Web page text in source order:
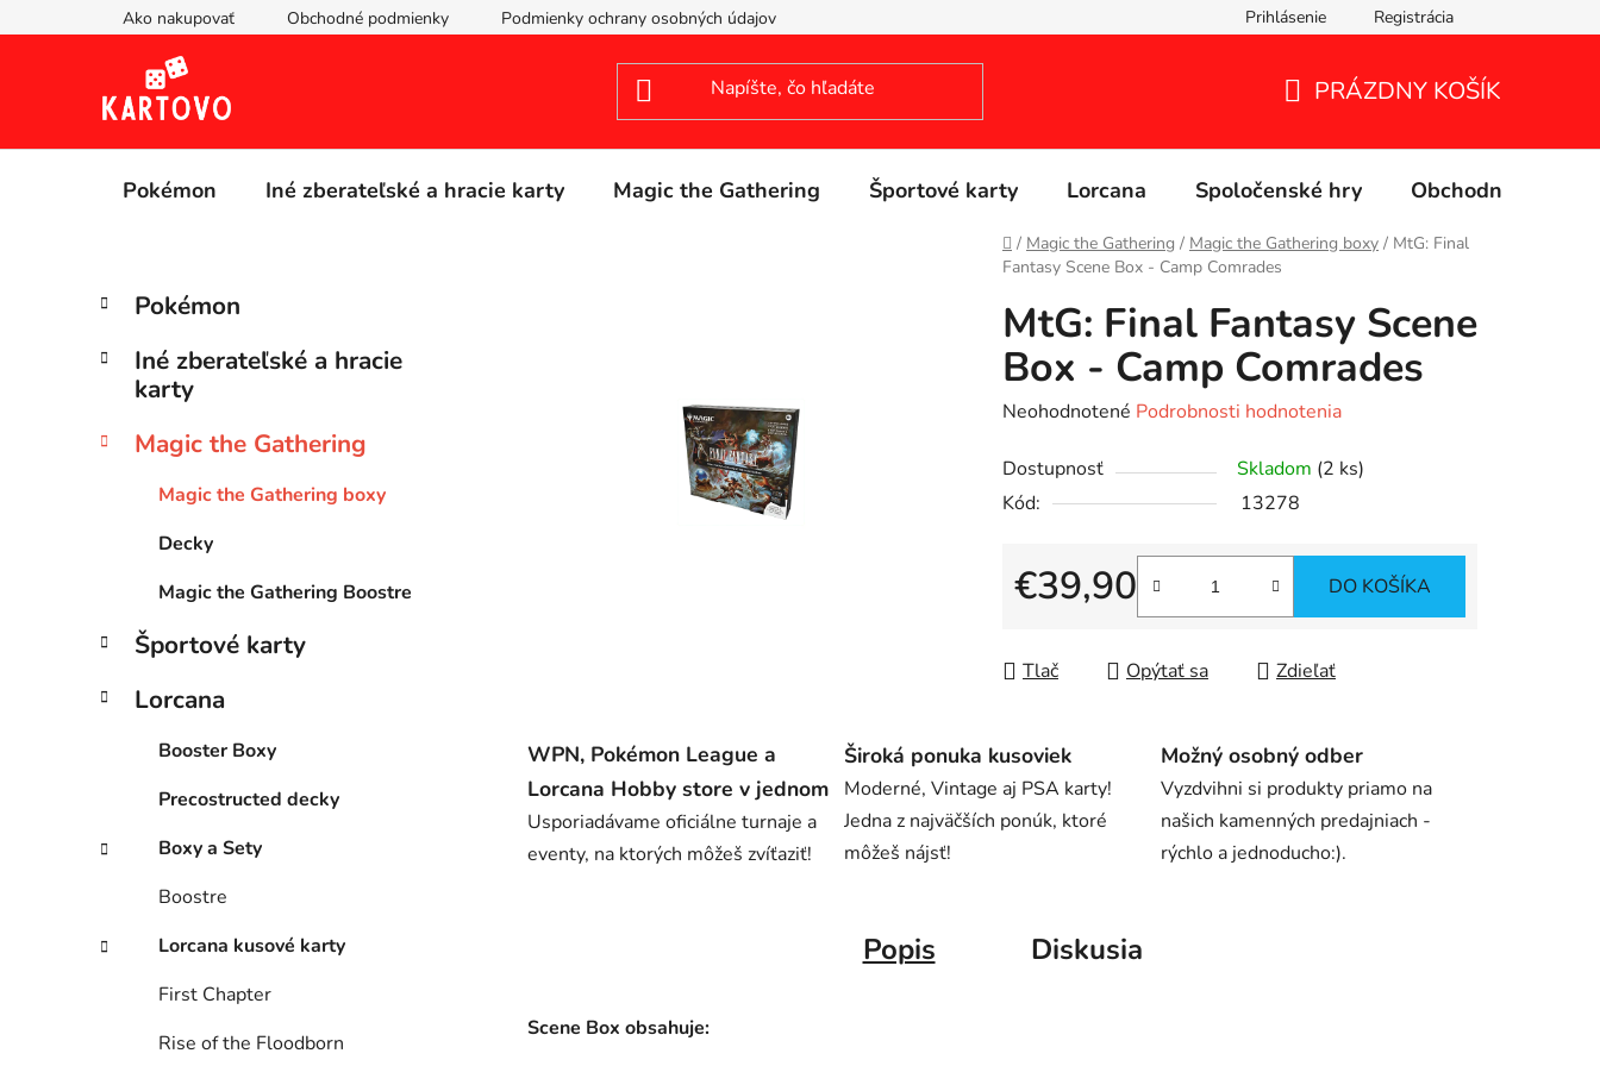
na
Ako nakupovať Obchodné podmienky Podmienky ochrany osobných údajov Prihlásenie Registrácia
KOŠÍK
PRÁZDNY KOŠÍK
Pokémon Iné zberateľské a hracie karty Magic the Gathering Športové karty Lorcana Spoločenské hry Obchodné
Domov
/ Magic the Gathering / Magic the Gathering boxy / MtG: Final
Fantasy Scene Box - Camp Comrades
B
č
p
Preskočiť
kategórie
K
a
e
r
Pokémon
Iné zberateľské a hracie
karty
Magic the Gathering
Magic the Gathering boxy
Decky
Magic the Gathering Boostre
Športové karty
Lorcana
Booster Boxy
Precostructed decky
Boxy a Sety
Boostre
Lorcana kusové karty
First Chapter
Rise of the Floodborn
MtG: Final Fantasy Scene
Box - Camp Comrades
Priemerné
produktu
je
Neohodnotené Podrobnosti hodnotenia
Dostupnosť Skladom (2 ks)
Kód:
13278
€39,90
Jednotková cena:
DO KOŠÍKA
Tlač Opýtať sa Zdieľať
WPN, Pokémon League a
Lorcana Hobby store v jednom
Usporiadávame oficiálne turnaje a
eventy, na ktorých môžeš zvíťaziť!
Široká ponuka kusoviek
Moderné, Vintage aj PSA karty!
Jedna z najväčších ponúk, ktoré
môžeš nájsť!
Možný osobný odber
Vyzdvihni si produkty priamo na
našich kamenných predajniach -
rýchlo a jednoducho:).
Popis Diskusia
Scene Box obsahuje: